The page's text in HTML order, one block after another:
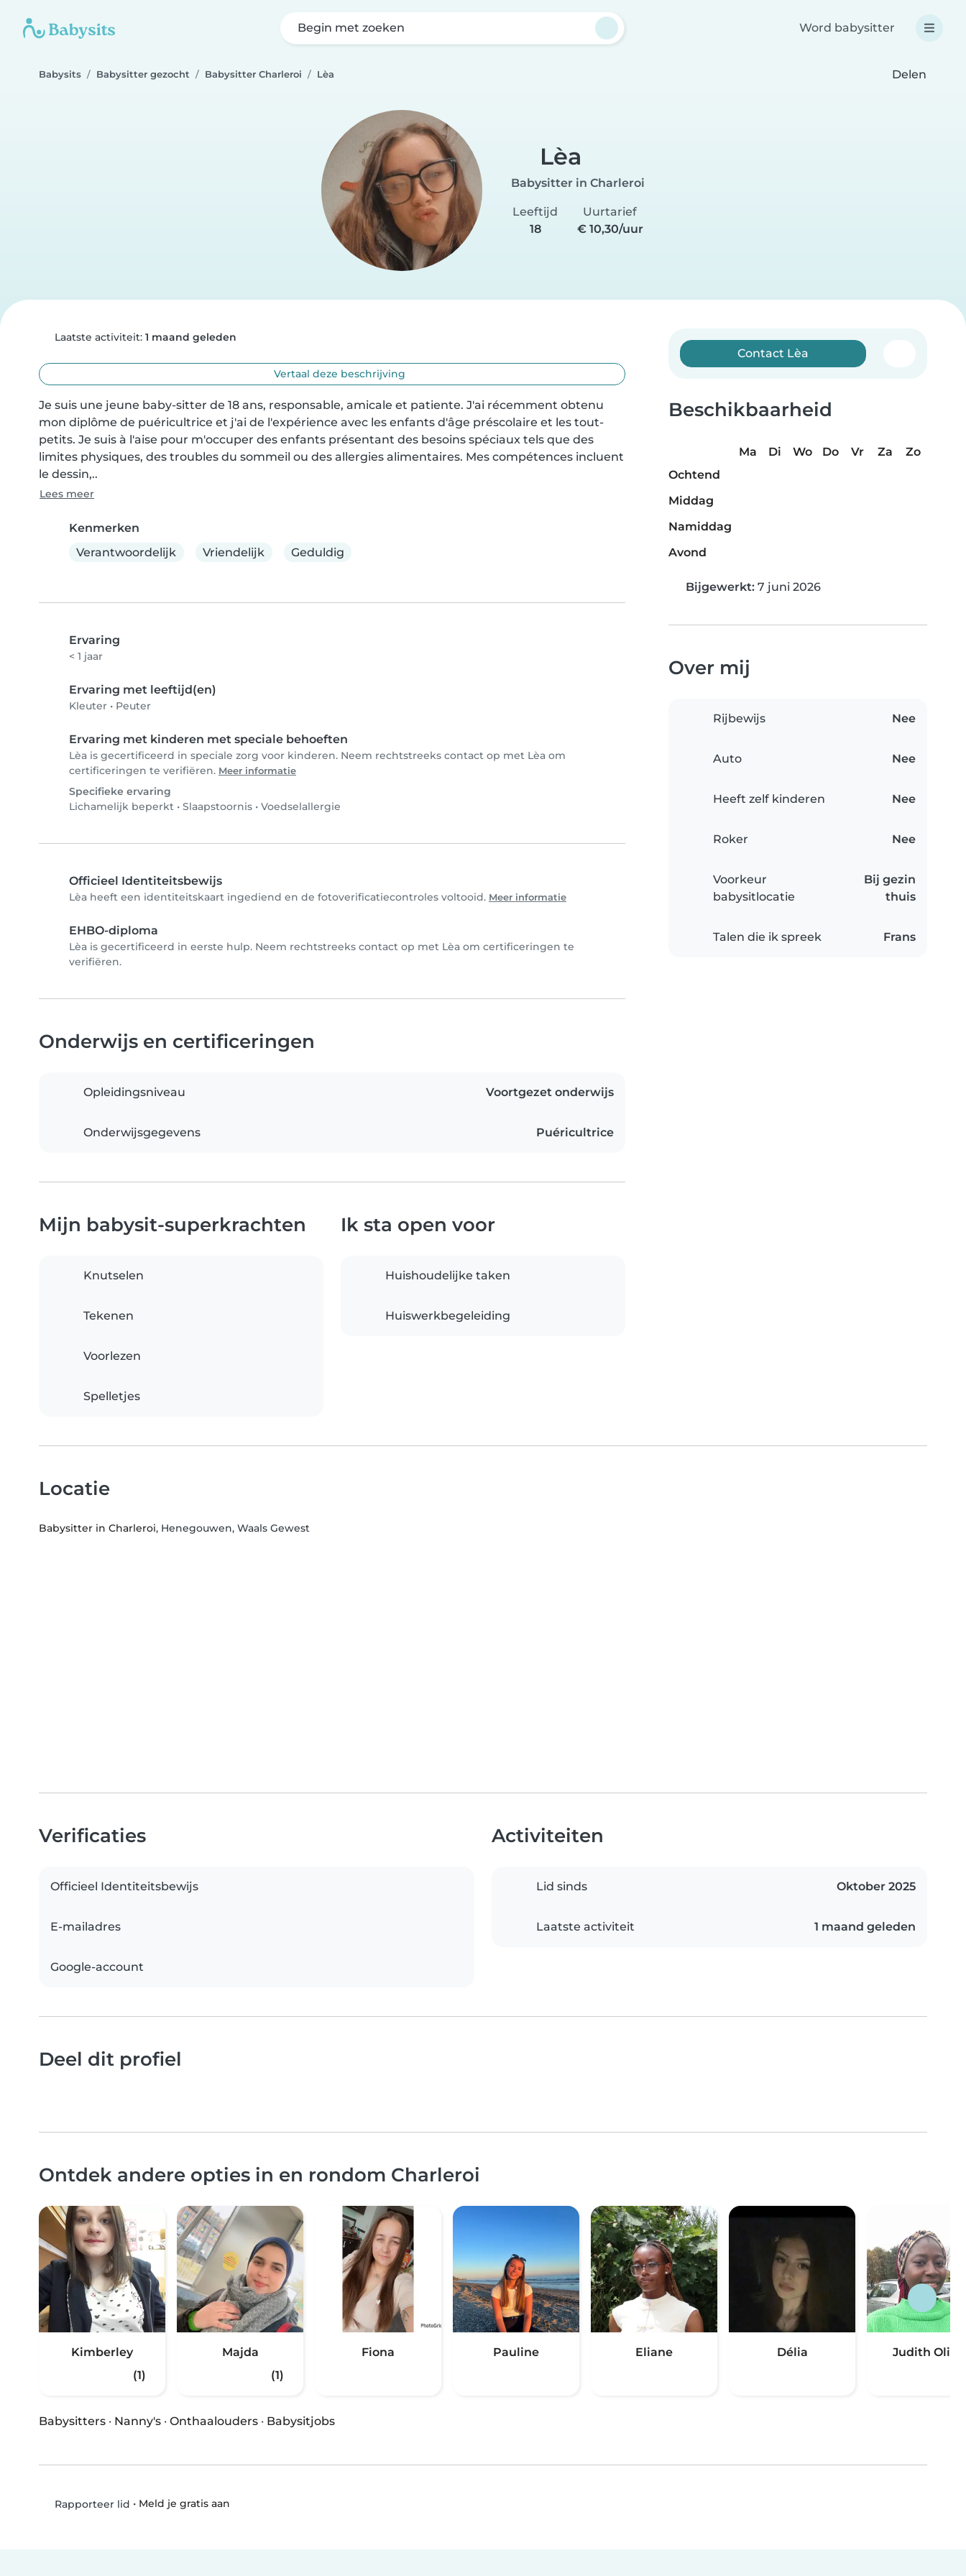
Begin met zoeken Word babysitter
Babysits Babysitter gezocht Babysitter Charleroi Lèa Delen
Lèa
Babysitter in Charleroi
Leeftijd
18
Uurtarief
€ 10,30/uur
Laatste activiteit: 1 maand geleden
Vertaal deze beschrijving
Je suis une jeune baby-sitter de 18 ans, responsable, amicale et patiente. J'ai récemment obtenu
mon diplôme de puéricultrice et j'ai de l'expérience avec les enfants d'âge préscolaire et les tout-
petits. Je suis à l'aise pour m'occuper des enfants présentant des besoins spéciaux tels que des
limites physiques, des troubles du sommeil ou des allergies alimentaires. Mes compétences incluent
le dessin,..
Lees meer
Kenmerken
Verantwoordelijk
Vriendelijk Geduldig
Ervaring
< 1 jaar
Ervaring met leeftijd(en)
Kleuter • Peuter
Ervaring met kinderen met speciale behoeften
Lèa is gecertificeerd in speciale zorg voor kinderen. Neem rechtstreeks contact op met Lèa om
certificeringen te verifiëren. Meer informatie
Specifieke ervaring
Lichamelijk beperkt • Slaapstoornis • Voedselallergie
Officieel Identiteitsbewijs
Lèa heeft een identiteitskaart ingediend en de fotoverificatiecontroles voltooid. Meer informatie
EHBO-diploma
Lèa is gecertificeerd in eerste hulp. Neem rechtstreeks contact op met Lèa om certificeringen te
verifiëren.
Contact Lèa
Beschikbaarheid
Ma Di Wo Do Vr Za
Zo
Ochtend
Middag
Namiddag
Avond
Bijgewerkt: 7 juni 2026
Over mij
Rijbewijs Nee
Auto Nee
Heeft zelf kinderen Nee
Roker Nee
Voorkeur
babysitlocatie
Bij gezin
thuis
Talen die ik spreek Frans
Onderwijs en certificeringen
Opleidingsniveau Voortgezet onderwijs
Onderwijsgegevens Puéricultrice
Mijn babysit-superkrachten
Knutselen
Tekenen
Voorlezen
Spelletjes
Ik sta open voor
Huishoudelijke taken
Huiswerkbegeleiding
Locatie
Babysitter in Charleroi, Henegouwen, Waals Gewest
Verificaties
Officieel Identiteitsbewijs
E-mailadres
Google-account
Activiteiten
Lid sinds Oktober 2025
Laatste activiteit 1 maand geleden
Deel dit profiel
Ontdek andere opties in en rondom Charleroi
Kimberley
(1)
Majda
(1)
Fiona Pauline Eliane Délia
Judith
Babysitters · Nanny's · Onthaalouders · Babysitjobs
Rapporteer lid • Meld je gratis aan